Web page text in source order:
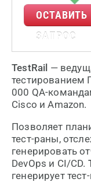
ОСТАВИТЬ
ЗАПРОС
TestRail —
тестированием
000 QA-
Cisco и Amazon.
Позволяет
тест-раны,
генерировать
DevOps и CI/CD.
генерирует